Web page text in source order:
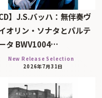
CD】J.S.バッハ：無伴奏ヴ
オリン・ソナタとパルテ
タ BWV1004…
New Release Selection
2026年7月31日